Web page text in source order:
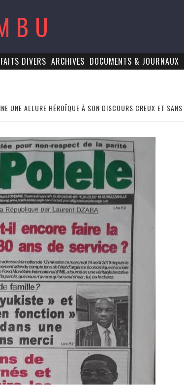
FAITS DIVERS ARCHIVES DOCUMENTS & JOURNAUX
UNE ALLURE HÉROÏQUE À SON DISCOURS CREUX ET